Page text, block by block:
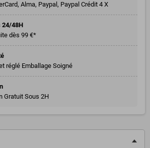
Alma, Paypal, Paypal Crédit 4 X
24/48H
dès 99 €*
réglé Emballage Soigné
Gratuit Sous 2H